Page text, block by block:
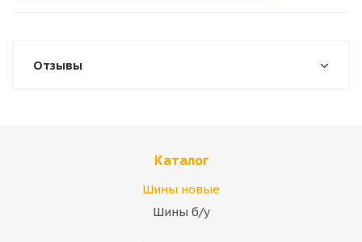
Отзывы
Каталог
Шины новые
Шины б/у